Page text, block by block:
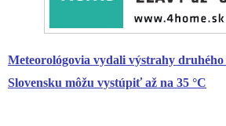
Meteorológovia vydali výstrahy
Slovensku môžu vystúpiť až na 35 °C